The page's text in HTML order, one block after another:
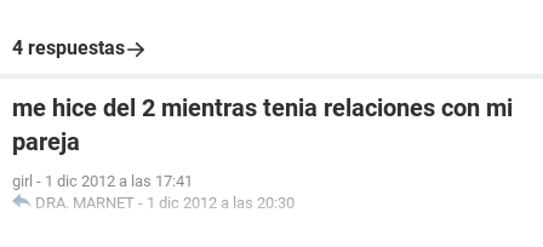
4 respuestas
me hice del 2 mientras tenia relaciones con mi
pareja
girl - 1 dic 2012 a las 17:41
DRA. MARNET - 1 dic 2012 a las 20:30